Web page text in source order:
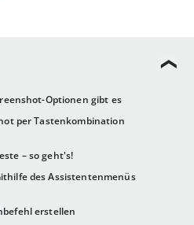
Optionen gibt es
per Tastenkombination
– so geht's!
des Assistentenmenüs
erstellen